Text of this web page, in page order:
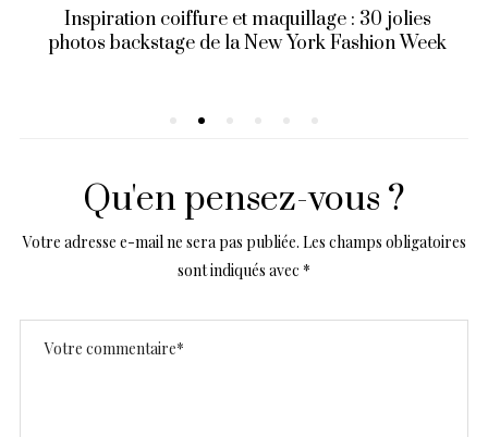
Inspiration coiffure et maquillage : 30 jolies
photos backstage de la New York Fashion Week
Qu'en pensez-vous ?
Votre adresse e-mail ne sera pas publiée. Les champs obligatoires
sont indiqués avec *